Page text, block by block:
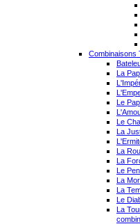
Combinaisons
La
Le
Le
La
La
La
Le
La
La
Le
La